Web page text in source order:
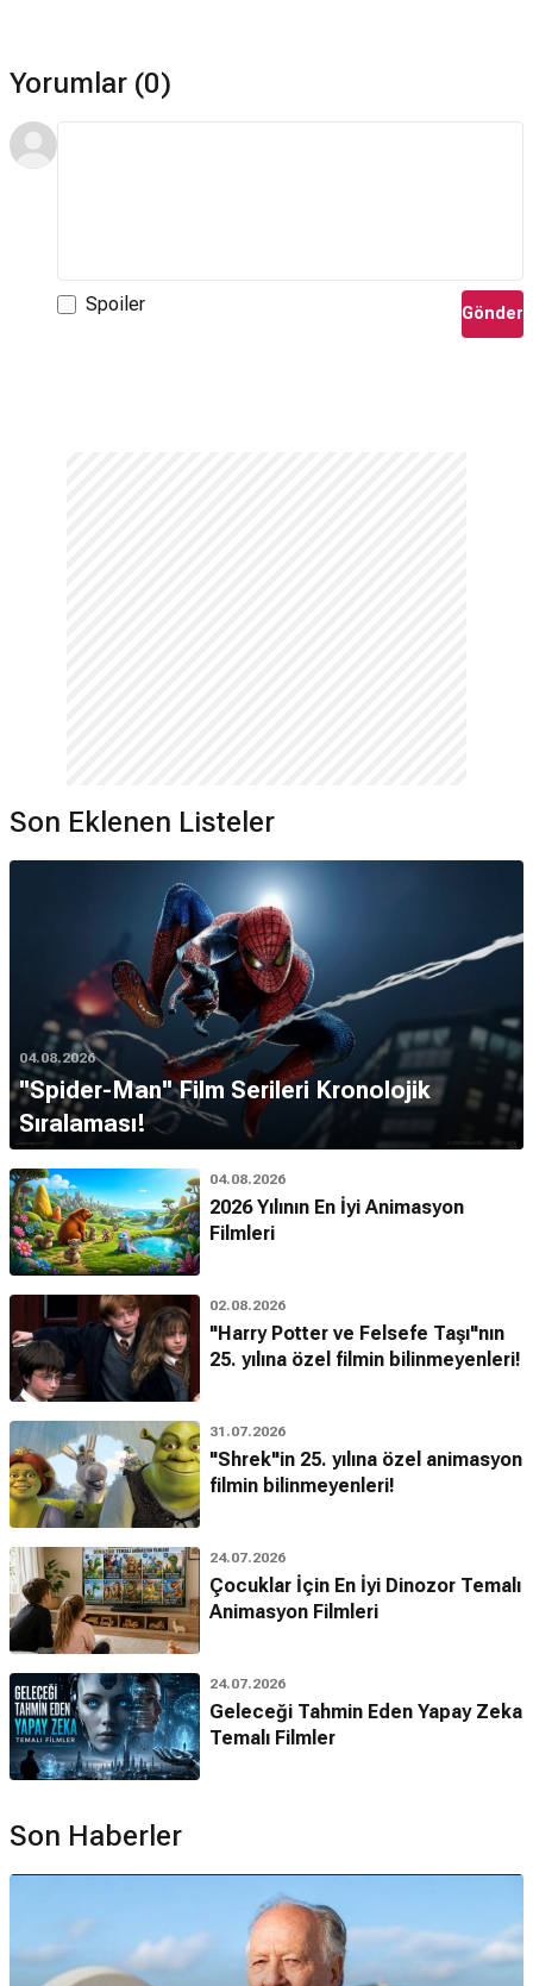
Yorumlar (0)
Spoiler Gönder
Son Eklenen Listeler
04.08.2026
''Spider-Man'' Film Serileri Kronolojik
Sıralaması!
04.08.2026
2026 Yılının En İyi Animasyon
Filmleri
02.08.2026
"Harry Potter ve Felsefe Taşı"nın
25. yılına özel filmin bilinmeyenleri!
31.07.2026
"Shrek"in 25. yılına özel animasyon
filmin bilinmeyenleri!
24.07.2026
Çocuklar İçin En İyi Dinozor Temalı
Animasyon Filmleri
24.07.2026
Geleceği Tahmin Eden Yapay Zeka
Temalı Filmler
Son Haberler